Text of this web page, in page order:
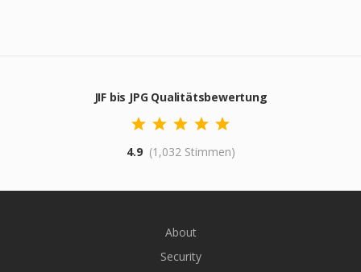
JIF bis JPG Qualitätsbewertung
4.9 (1,032 Stimmen)
About
Security